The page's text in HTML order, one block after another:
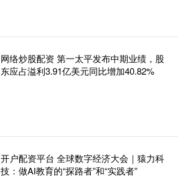
网络炒股配资 第一太平发布中期业绩，股
东应占溢利3.91亿美元同比增加40.82%
开户配资平台 全球数字经济大会｜猿力科
技：做AI教育的“探路者”和“实践者”